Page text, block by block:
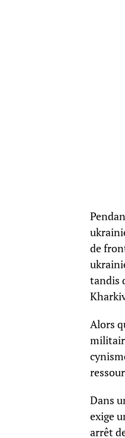
de
tandis
Alors
Dans
exige
arrêt